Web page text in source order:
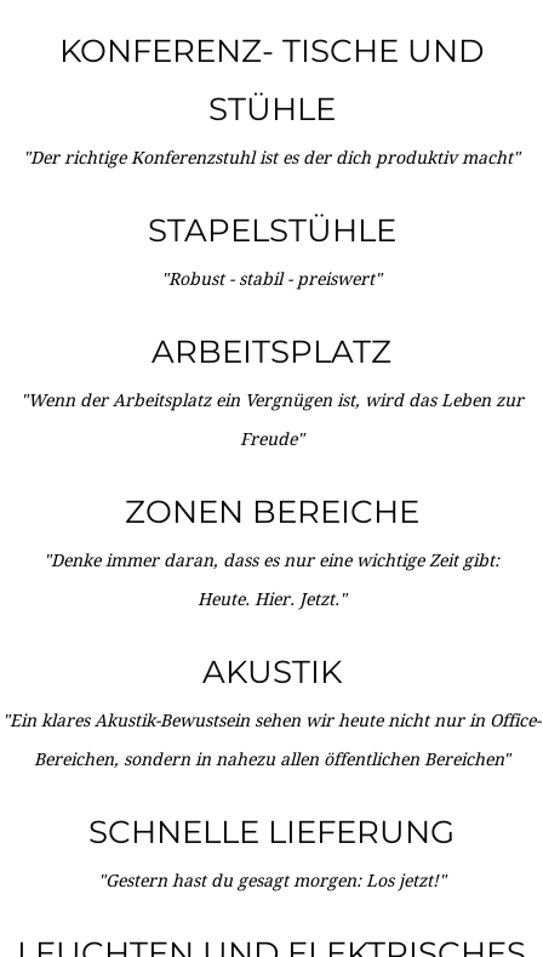
KONFERENZ- TISCHE UND
STÜHLE
"Der richtige Konferenzstuhl ist es der dich produktiv macht"
STAPELSTÜHLE
"Robust - stabil - preiswert"
ARBEITSPLATZ
"Wenn der Arbeitsplatz ein Vergnügen ist, wird das Leben zur
Freude"
ZONEN BEREICHE
"Denke immer daran, dass es nur eine wichtige Zeit gibt:
Heute. Hier. Jetzt."
AKUSTIK
"Ein klares Akustik-Bewustsein sehen wir heute nicht nur in Office-
Bereichen, sondern in nahezu allen öffentlichen Bereichen"
SCHNELLE LIEFERUNG
"Gestern hast du gesagt morgen: Los jetzt!"